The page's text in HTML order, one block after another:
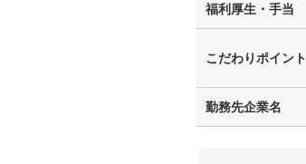
福利厚生・手当
こだわりポイント
勤務先企業名